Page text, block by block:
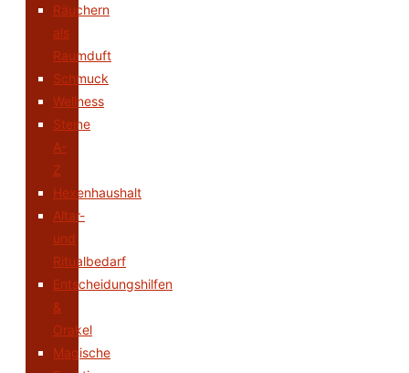
Räuchern
als
Raumduft
Schmuck
Wellness
Steine
A-
Z
Hexenhaushalt
Altar-
und
Ritualbedarf
Entscheidungshilfen
&
Orakel
Magische